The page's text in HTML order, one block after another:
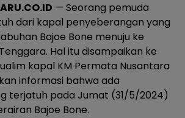
— Seorang pemuda
dari kapal penyeberangan yang
Bajoe Bone menuju ke
Hal itu disampaikan ke
kapal KM Permata Nusantara
informasi bahwa ada
terjatuh pada Jumat (31/5/2024)
Bajoe Bone.